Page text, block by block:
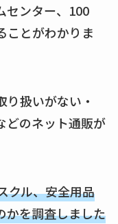
テクトゲルが
る場所はど
コミも調査
ら布団セット
安販売店・通
査
センター、100
ことがわかりま
り扱いがない・
どのネット通販が
クル、安全用品
かを調査しました